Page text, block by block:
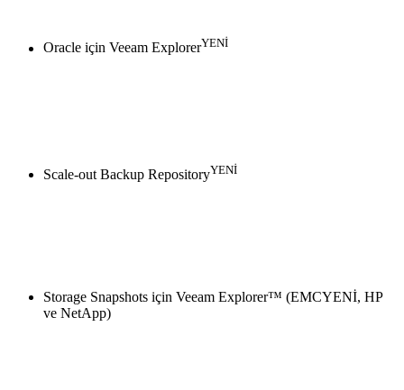
Oracle için Veeam ExplorerYENİ
Scale-out Backup RepositoryYENİ
Storage Snapshots için Veeam Explorer™ (EMCYENİ, HP
ve NetApp)